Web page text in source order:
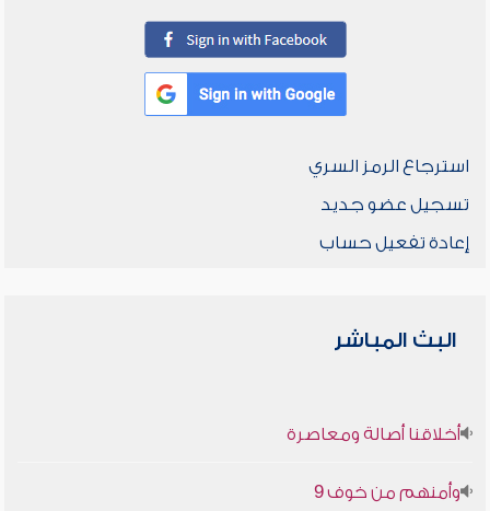
استرجاع الرمز السري
تسجيل عضو جديد
إعادة تفعيل حساب
البث المباشر
أخلاقنا أصالة ومعاصرة
وأمنهم من خوف 9